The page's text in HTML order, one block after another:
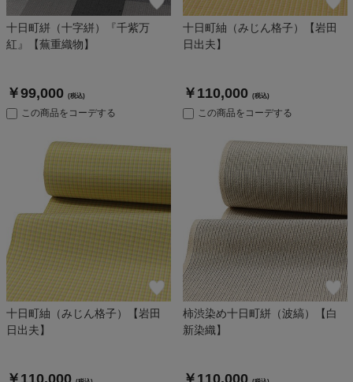
十日町絣（十字絣）『千紫万
紅』【蕪重織物】
￥99,000 (税込)
この商品をコーデする
十日町紬（みじん格子）【岩田
日出夫】
￥110,000 (税込)
この商品をコーデする
十日町紬（みじん格子）【岩田
日出夫】
柿渋染め十日町絣（波縞）【白
新染織】